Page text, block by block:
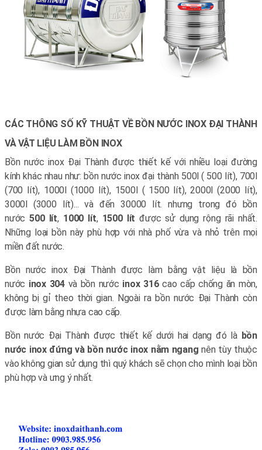
CÁC THÔNG SỐ KỸ THUẬT VỀ BỒN NƯỚC INOX ĐẠI THÀNH
VÀ VẬT LIỆU LÀM BỒN INOX
Bồn nước inox Đại Thành được thiết kế với nhiều loại đường
kính khác nhau như: bồn nước inox đại thành 500l ( 500 lít), 700l
(700 lít), 1000l (1000 lít), 1500l ( 1500 lít), 2000l (2000 lít),
3000l (3000 lít)... và đến 30000 lít. nhưng trong đó bồn
nước500 lít, 1000 lít, 1500 lít được sử dụng rộng rãi nhất.
Những loại bồn này phù hợp với nhà phố vừa và nhỏ trên mọi
miền đất nước.
Bồn nước inox Đại Thành được làm bằng vật liệu là bồn
nước inox 304và bồn nước inox 316cao cấp chống ăn mòn,
không bị gỉ theo thời gian. Ngoài ra bồn nước Đại Thành còn
được làm bằng nhựa cao cấp.
Bồn nước Đại Thành được thiết kế dưới hai dạng đó là bồn
nước inox đứng và bồn nước inox nằm ngang nên tùy thuộc
vào không gian sử dụng thì quý khách sẽ chọn cho mình loại bồn
phù hợp và ưng ý nhất.